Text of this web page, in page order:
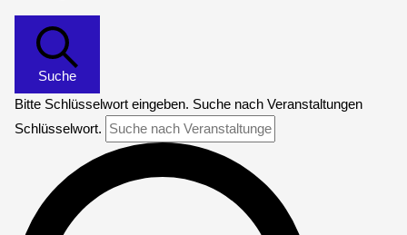
Suche
Bitte Schlüsselwort eingeben. Suche nach Veranstaltungen
Schlüsselwort.